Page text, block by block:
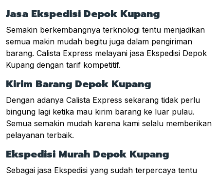
Jasa Ekspedisi Depok Kupang
Semakin berkembangnya terknologi tentu menjadikan
semua makin mudah begitu juga dalam pengiriman
barang. Calista Express melayani jasa Ekspedisi Depok
Kupang dengan tarif kompetitif.
Kirim Barang Depok Kupang
Dengan adanya Calista Express sekarang tidak perlu
bingung lagi ketika mau kirim barang ke luar pulau.
Semua semakin mudah karena kami selalu memberikan
pelayanan terbaik.
Ekspedisi Murah Depok Kupang
Sebagai jasa Ekspedisi yang sudah terpercaya tentu